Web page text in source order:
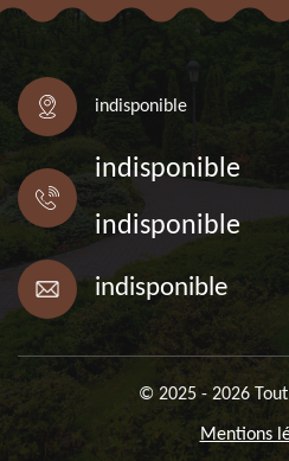
indisponible
indisponible
indisponible
indisponible
© 2025 - 2026
Mentions